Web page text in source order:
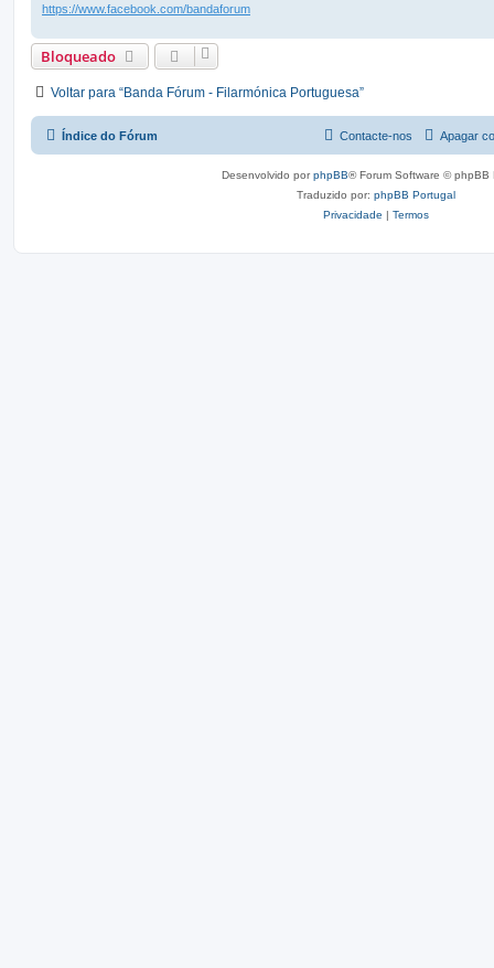
https://www.facebook.com/bandaforum
Bloqueado
Voltar para “Banda Fórum - Filarmónica Portuguesa”
Índice do Fórum Apagar
Contacte-nos
Desenvolvido porphpBB® Forum Software © phpBB
Traduzido por: phpBB Portugal
Privacidade | Termos